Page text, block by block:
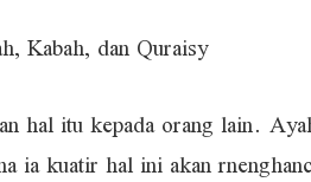
Kabah, dan Quraisy
hal itu kepada orang lain.
ia kuatir hal ini akan